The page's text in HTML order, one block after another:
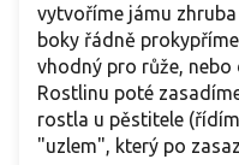
vytvoříme jámu
boky řádně
vhodný pro růže,
Rostlinu poté
rostla u pěstitele
"uzlem", který po